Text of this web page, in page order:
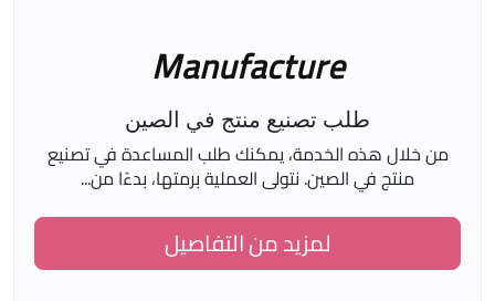
Manufacture
طلب تصنيع منتج في الصين
من خلال هذه الخدمة، يمكنك طلب المساعدة في تصنيع
منتج في الصين. نتولى العملية برمتها، بدءًا من...
لمزيد من التفاصيل